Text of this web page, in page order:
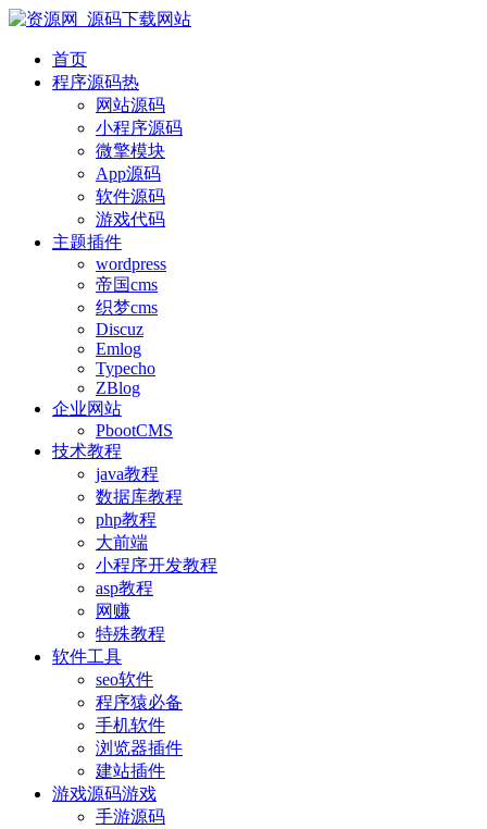
首页
程序源码热
网站源码
小程序源码
微擎模块
App源码
软件源码
游戏代码
主题插件
wordpress
帝国cms
织梦cms
Discuz
Emlog
Typecho
ZBlog
企业网站
PbootCMS
技术教程
java教程
数据库教程
php教程
大前端
小程序开发教程
asp教程
网赚
特殊教程
软件工具
seo软件
程序猿必备
手机软件
浏览器插件
建站插件
游戏源码游戏
手游源码